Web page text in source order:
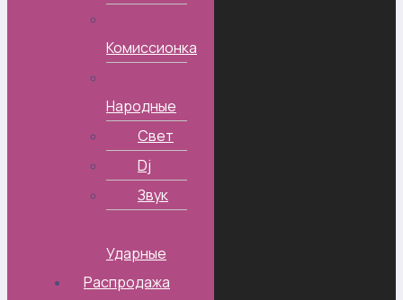
Комиссионка
Народные
Свет
Dj
Звук
Ударные
Распродажа